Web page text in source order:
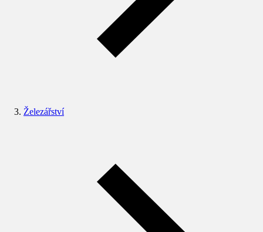
Železářství